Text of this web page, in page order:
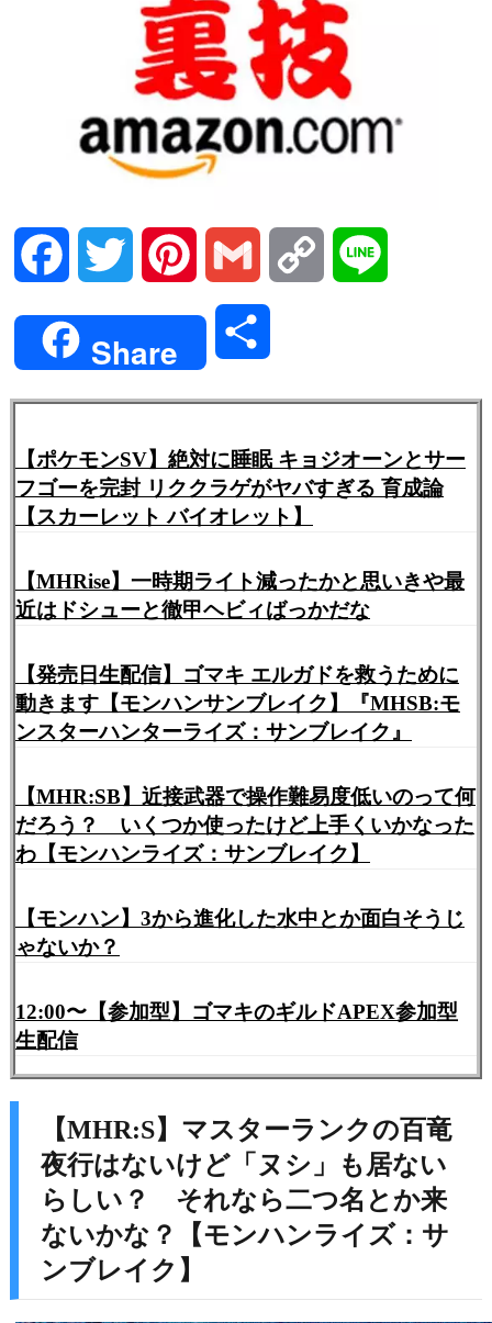
Facebook Twitter Pinterest Gmail Copy
Share
【ポケモンSV】絶対に睡眠 キョジオーンとサー
フゴーを完封 リククラゲがヤバすぎる 育成論
【スカーレット バイオレット】
【MHRise】一時期ライト減ったかと思いきや最
近はドシューと徹甲ヘビィばっかだな
【発売日生配信】ゴマキ エルガドを救うために
動きます【モンハンサンブレイク】『MHSB:モ
ンスターハンターライズ：サンブレイク』
【MHR:SB】近接武器で操作難易度低いのって何
だろう？ いくつか使ったけど上手くいかなった
わ【モンハンライズ：サンブレイク】
【モンハン】3から進化した水中とか面白そうじ
ゃないか？
12:00〜【参加型】ゴマキのギルドAPEX参加型
生配信
【MHR:S】マスターランクの百竜
夜行はないけど「ヌシ」も居ない
らしい？ それなら二つ名とか来
ないかな？【モンハンライズ：サ
ンブレイク】